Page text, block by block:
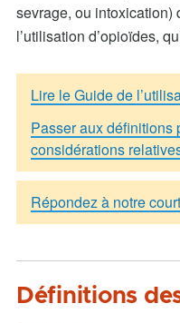
sevrage, ou intoxication)
l’utilisation d’opioïdes,
Lire le Guide de
Passer aux définitions
considérations
Répondez à notre
Définitions